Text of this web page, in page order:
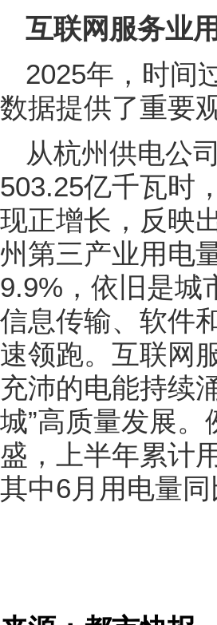
互联网服务业
2025年，时间
数据提供了重要
从杭州供电公
503.25亿千瓦时
现正增长，反映
州第三产业用电
9.9%，依旧是城
信息传输、软件
速领跑。互联网
充沛的电能持续
城”高质量发展
盛，上半年累计
其中6月用电量